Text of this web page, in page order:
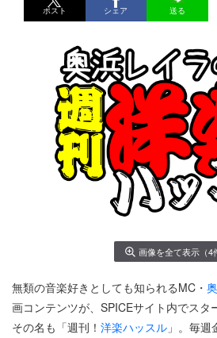
ポスト シェア 送る
画像を全て表示（4
無類の音楽好きとしても知られるMC・
画コンテンツが、SPICEサイト内でスタ
その名も「週刊！ 洋楽ハッスル 」。毎